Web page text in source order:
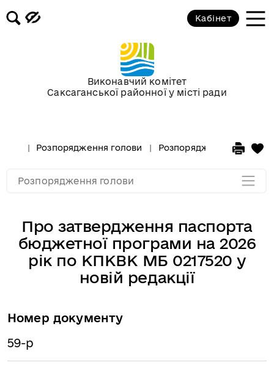
Виконавчий комітет
Саксаганської районної у місті ради
Кабінет
Розпорядження голови Розпорядження голови
Про затвердження паспорта
бюджетної програми на 2026
рік по КПКВК МБ 0217520 у
новій редакції
Номер документу
59-р
Розпорядження голови
Розпорядження голови за 2017 рік